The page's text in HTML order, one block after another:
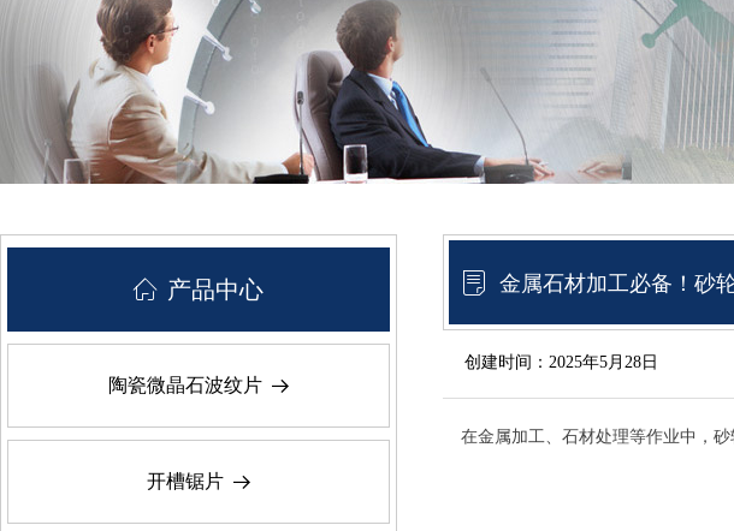
在金属加工、石材处理等作业中，
创建时间： 2025年5月28日
ꀇ 产品中心
陶瓷微晶石波纹片 뀠
开槽锯片 뀠
ꂓ 金属石材加工必备！砂